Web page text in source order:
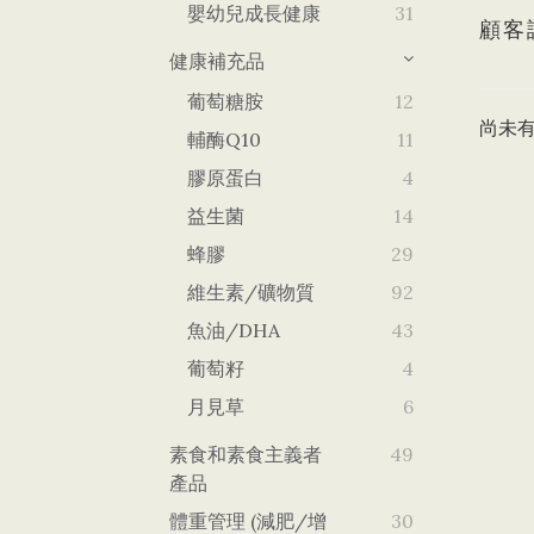
嬰幼兒成長健康
31
健康補充品
葡萄糖胺
12
輔酶Q10
11
膠原蛋白
4
益生菌
14
蜂膠
29
維生素/礦物質
92
魚油/DHA
43
葡萄籽
4
月見草
6
素食和素食主義者
產品
49
體重管理 (減肥/增
30
顧客
尚未